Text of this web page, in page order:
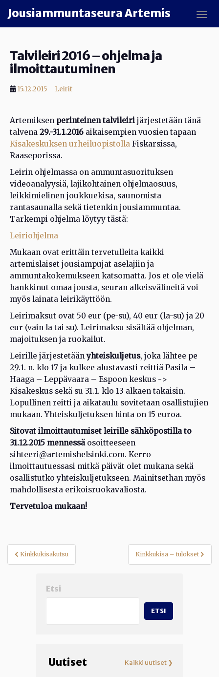
Jousiammuntaseura Artemis
Talvileiri 2016 – ohjelma ja
ilmoittautuminen
15.12.2015 Leirit
Artemiksen perinteinen talvileiri järjestetään tänä
talvena 29.-31.1.2016 aikaisempien vuosien tapaan
Kisakeskuksen urheiluopistolla Fiskarsissa,
Raaseporissa.
Leirin ohjelmassa on ammuntasuorituksen
videoanalyysiä, lajikohtainen ohjelmaosuus,
leikkimielinen joukkuekisa, saunomista
rantasaunalla sekä tietenkin jousiammuntaa.
Tarkempi ohjelma löytyy tästä:
Leiriohjelma
Mukaan ovat erittäin tervetulleita kaikki
artemislaiset jousiampujat aselajiin ja
ammuntakokemukseen katsomatta. Jos et ole vielä
hankkinut omaa jousta, seuran alkeisvälineitä voi
myös lainata leirikäyttöön.
Leirimaksut ovat 50 eur (pe-su), 40 eur (la-su) ja 20
eur (vain la tai su). Leirimaksu sisältää ohjelman,
majoituksen ja ruokailut.
Leirille järjestetäänyhteiskuljetus, joka lähtee pe
29.1. n. klo 17 ja kulkee alustavasti reittiä Pasila –
Haaga – Leppävaara – Espoon keskus ->
Kisakeskus sekä su 31.1. klo 13 alkaen takaisin.
Lopullinen reitti ja aikataulu sovitetaan osallistujien
mukaan. Yhteiskuljetuksen hinta on 15 euroa.
Sitovat ilmoittautumiset leirille sähköpostilla to
31.12.2015 mennessäosoitteeseen
sihteeri@artemishelsinki.com. Kerro
ilmoittautuessasi mitkä päivät olet mukana sekä
osallistutko yhteiskuljetukseen. Mainitsethan myös
mahdollisesta erikoisruokavaliosta.
Tervetuloa mukaan!
Artikkelien
selaus
Kinkkukisakutsu Kinkkukisa – tulokset
Etsi
ETSI
Uutiset Kaikki uutiset ❯